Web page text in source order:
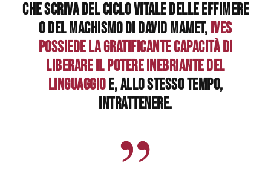
Che scriva del ciclo vitale delle effimere
o del machismo di David Mamet,Ives
possiede la gratificante capacità di
liberare il potere inebriante del
linguaggioe, allo stesso tempo,
intrattenere.